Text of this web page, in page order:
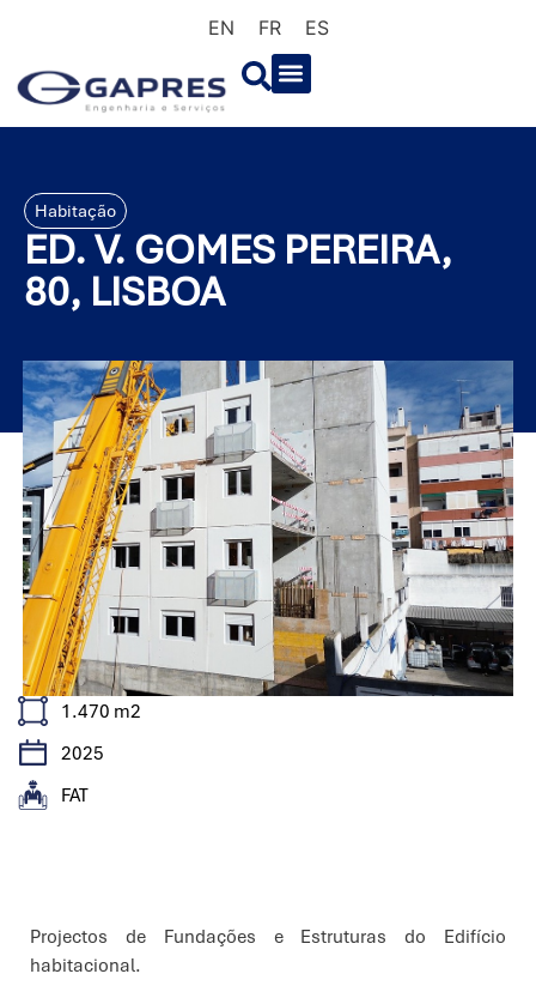
EN FR ES
Habitação
ED. V. GOMES PEREIRA,
80, LISBOA
1.470 m2
2025
FAT
Projectos de Fundações e Estruturas do Edifício
habitacional.